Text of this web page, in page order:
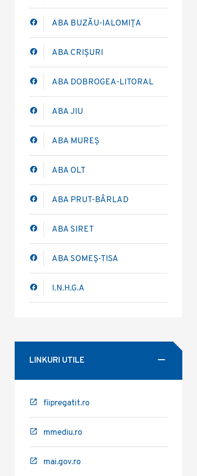
ABA BUZĂU-IALOMIȚA
ABA CRIȘURI
ABA DOBROGEA-LITORAL
ABA JIU
ABA MUREȘ
ABA OLT
ABA PRUT-BÂRLAD
ABA SIRET
ABA SOMEȘ-TISA
I.N.H.G.A
LINKURI UTILE
fiipregatit.ro
mmediu.ro
mai.gov.ro